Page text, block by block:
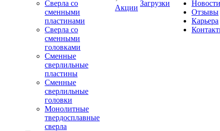
Сверла со
сменными
пластинами
Сверла со
сменными
головками
Сменные
сверлильные
пластины
Сменные
сверлильные
головки
Монолитные
твердосплавные
сверла
Акции
Загрузки
Новости
Отзывы
Карьера